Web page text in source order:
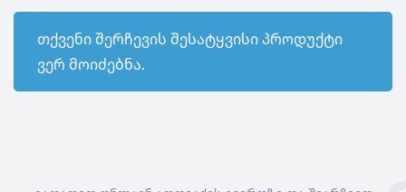
თქვენი შერჩევის შესატყვისი პროდუქტი
ვერ მოიძებნა.